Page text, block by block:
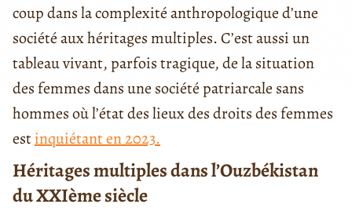
coup dans la complexité anthropologique d’une
société aux héritages multiples. C’est aussi un
tableau vivant, parfois tragique, de la situation
des femmes dans une société patriarcale sans
hommes où l’état des lieux des droits des femmes
estinquiétant en 2023.
Héritages multiples dans l’Ouzbékistan
du XXIème siècle